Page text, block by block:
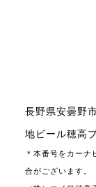
長野県安曇野
地ビール穂高
＊本番号をカーナ
合がございます。